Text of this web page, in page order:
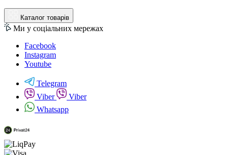
Каталог товарів
Ми у соціальних мережах
Facebook
Instagram
Youtube
Telegram
Viber
Viber
Whatsapp